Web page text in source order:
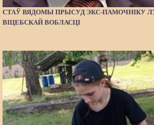
СТАЎ ВЯДОМЫ ПРЫСУД ЭКС-ПАМОЧНІКУ
ВІЦЕБСКАЙ ВОБЛАСЦІ